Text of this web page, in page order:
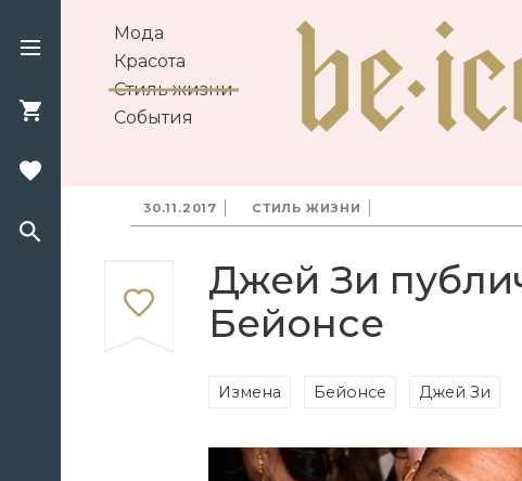
Мода
Красота
Стиль жизни
События
30.11.2017 СТИЛЬ ЖИЗНИ
Джей Зи
Бейонсе
Измена Бейонсе Джей Зи